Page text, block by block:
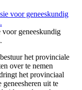
voor geneeskundig
het provinciale
over te nemen
het provinciaal
geneesheren uit te